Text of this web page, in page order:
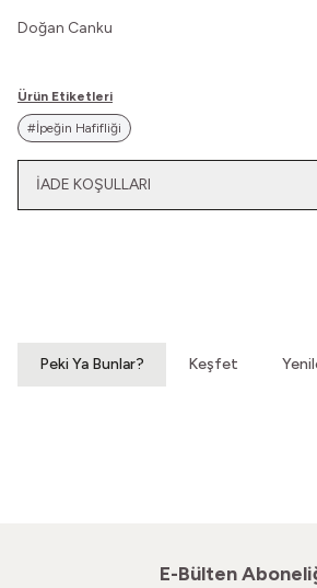
Doğan Canku
Ürün Etiketleri
#İpeğin Hafifliği
İADE KOŞULLARI
Peki Ya Bunlar? Keşfet
E-Bülten